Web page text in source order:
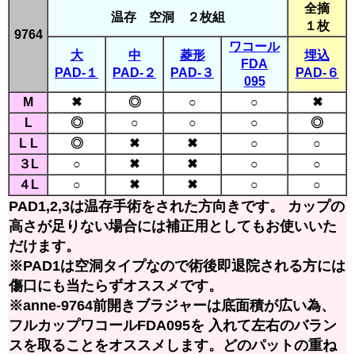
9764
温存 空洞 ２枚組
全摘
１枚
大
PAD-１
中
PAD-２
菱形
PAD-３
ワコール
FDA
095
埋込
PAD-６
M ✖ ◎ ○ ○
✖
L
◎ ○ ○ ○
◎
L L
◎ ✖ ✖ ○
○
３L
○ ✖ ✖ ○
○
４L
○ ✖ ✖ ○ ○
PAD1,2,3は温存手術をされた方向きです。 カップの
高さが足りない場合には補正用としてもお使いいた
だけます。
※PAD1は空洞タイプなので術後即退院される方には
傷口にも当たらずオススメです。
※anne-9764前開きブラジャーは底面積が広い為、
フルカップワコールFDA095を 入れて左右のバラン
スを取ることをオススメします。どのパットの重ね